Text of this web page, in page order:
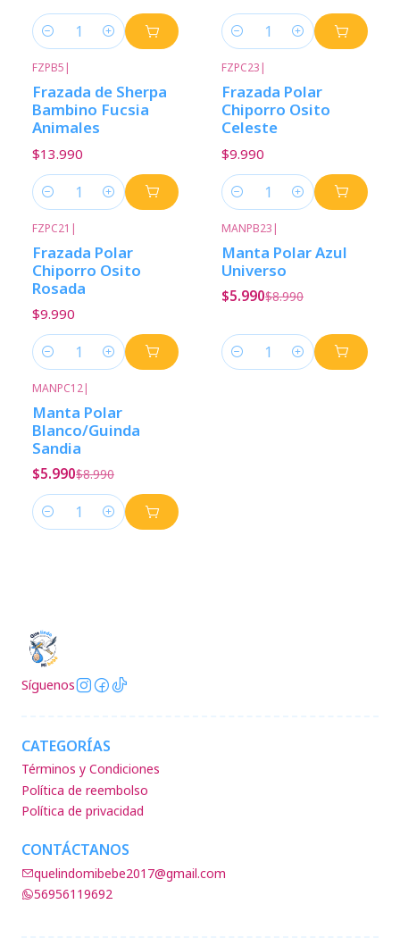
Cantidad Cantidad
FZPB5 |
Frazada de Sherpa
Bambino Fucsia
Animales
$13.990
Cantidad
FZPC23 |
Frazada Polar
Chiporro Osito
Celeste
$9.990
Cantidad
FZPC21 |
Frazada Polar
Chiporro Osito
Rosada
$9.990
Cantidad
MANPB23 |
Manta Polar Azul
Universo
$5.990$8.990
Cantidad
MANPC12|
Manta Polar
Blanco/Guinda
Sandia
$5.990$8.990
Cantidad
Síguenos
CATEGORÍAS
Términos y Condiciones
Política de reembolso
Política de privacidad
CONTÁCTANOS
quelindomibebe2017@gmail.com
56956119692